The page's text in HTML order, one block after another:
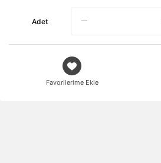
Adet
Favorilerime Ekle